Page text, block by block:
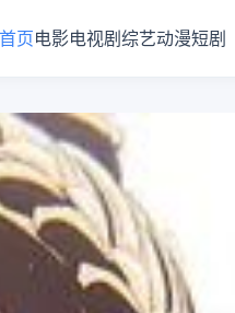
首页电影电视剧综艺动漫短剧